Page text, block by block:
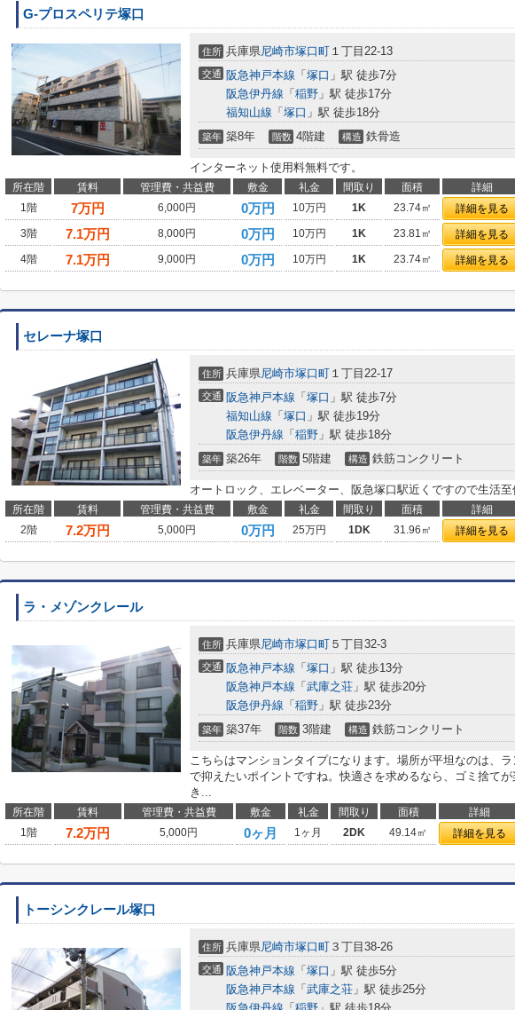
G-プロスペリテ塚口
住所 兵庫県尼崎市塚口町 １丁目22-13
交通 阪急神戸本線 「 塚口 」駅 徒歩7分
阪急伊丹線 「 稲野 」駅 徒歩17分
福知山線 「 塚口 」駅 徒歩18分
築年 築8年 階数 4階建 構造 鉄骨造
インターネット使用料無料です。
所在階 賃料 管理費・共益費 敷金 礼金 間取り 面積 詳細
1階
7万円 6,000円 0万円 10万円 1K 23.74㎡ 詳細を見る
3階
7.1万円 8,000円 0万円 10万円 1K 23.81㎡ 詳細を見る
4階
7.1万円 9,000円 0万円 10万円 1K 23.74㎡ 詳細を見る
セレーナ塚口
住所 兵庫県尼崎市塚口町 １丁目22-17
交通 阪急神戸本線 「 塚口 」駅 徒歩7分
福知山線 「 塚口 」駅 徒歩19分
阪急伊丹線 「 稲野 」駅 徒歩18分
築年 築26年 階数 5階建 構造 鉄筋コンクリート
オートロック、エレベーター、阪急塚口駅近くですので生活至
所在階 賃料 管理費・共益費 敷金 礼金 間取り 面積 詳細
2階
7.2万円 5,000円 0万円 25万円 1DK 31.96㎡ 詳細を見る
ラ・メゾンクレール
住所 兵庫県尼崎市塚口町 ５丁目32-3
交通 阪急神戸本線 「 塚口 」駅 徒歩13分
阪急神戸本線 「 武庫之荘 」駅 徒歩20分
阪急伊丹線 「 稲野 」駅 徒歩23分
築年 築37年 階数 3階建 構造 鉄筋コンクリート
こちらはマンションタイプになります。場所が平坦なのは、
で抑えたいポイントですね。快適さを求めるなら、ゴミ捨て
き...
所在階 賃料 管理費・共益費 敷金 礼金 間取り 面積 詳細
1階
7.2万円 5,000円 0ヶ月 1ヶ月 2DK 49.14㎡ 詳細を見る
トーシンクレール塚口
住所 兵庫県尼崎市塚口町 ３丁目38-26
交通 阪急神戸本線 「 塚口 」駅 徒歩5分
阪急神戸本線 「 武庫之荘 」駅 徒歩25分